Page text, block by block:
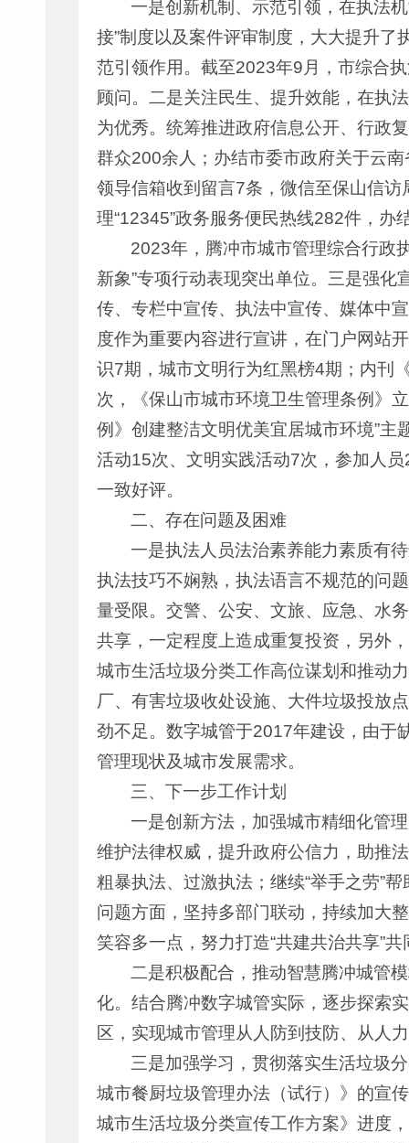
一是创新机制、示范引领，在执法
接”制度以及案件评审制度，大大提升
范引领作用。截至2023年9月，市综合
顾问。二是关注民生、提升效能，在执
为优秀。统筹推进政府信息公开、行政
群众200余人；办结市委市政府关于云
领导信箱收到留言7条，微信至保山信
理“12345”政务服务便民热线282件，办
2023年，腾冲市城市管理综合行政
新象”专项行动表现突出单位。三是强
传、专栏中宣传、执法中宣传、媒体中
度作为重要内容进行宣讲，在门户网站
识7期，城市文明行为红黑榜4期；内刊
次，《保山市城市环境卫生管理条例》
例》创建整洁文明优美宜居城市环境”
活动15次、文明实践活动7次，参加人
一致好评。
二、存在问题及困难
一是执法人员法治素养能力素质有
执法技巧不娴熟，执法语言不规范的问
量受限。交警、公安、文旅、应急、水
共享，一定程度上造成重复投资，另外
城市生活垃圾分类工作高位谋划和推动
厂、有害垃圾收处设施、大件垃圾投放
劲不足。数字城管于2017年建设，由于
管理现状及城市发展需求。
三、下一步工作计划
一是创新方法，加强城市精细化管
维护法律权威，提升政府公信力，助推
粗暴执法、过激执法；继续“举手之劳”
问题方面，坚持多部门联动，持续加大
笑容多一点，努力打造“共建共治共享”
二是积极配合，推动智慧腾冲城管
化。结合腾冲数字城管实际，逐步探索
区，实现城市管理从人防到技防、从人
三是加强学习，贯彻落实生活垃圾
城市餐厨垃圾管理办法（试行）》的宣
城市生活垃圾分类宣传工作方案》进度